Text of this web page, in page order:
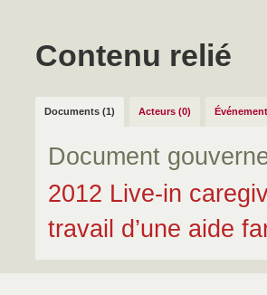
Contenu relié
Documents (1) Acteurs (0)
Document
2012 Live-in
travail d’une aide